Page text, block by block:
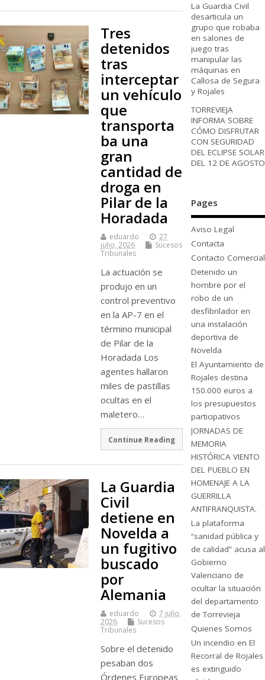
Tres
detenidos
tras
interceptar
un vehículo
que
transporta
ba una
gran
cantidad de
droga en
Pilar de la
Horadada
eduardo
27
julio, 2026
Sucesos
Tribunales
La actuación se
produjo en un
control preventivo
en la AP-7 en el
término municipal
de Pilar de la
Horadada Los
agentes hallaron
miles de pastillas
ocultas en el
maletero…
Continue Reading
La Guardia
Civil
detiene en
Novelda a
un fugitivo
buscado
por
Alemania
eduardo
7 julio,
2026
Sucesos
Tribunales
Sobre el detenido
pesaban dos
Órdenes Europeas
La Guardia Civil
desarticula un
grupo que robaba
en salones de
juego tras
manipular las
máquinas en
Callosa de Segura
y Rojales
TORREVIEJA
INFORMA SOBRE
CÓMO DISFRUTAR
CON SEGURIDAD
DEL ECLIPSE SOLAR
DEL 12 DE AGOSTO
Pages
Aviso Legal
Contacta
Contacto Comercial
Detenido un
hombre por el
robo de un
desfibrilador en
una instalación
deportiva de
Novelda
El Ayuntamiento de
Rojales destina
150.000 euros a
los presupuestos
participativos
JORNADAS DE
MEMORIA
HISTÓRICA VIENTO
DEL PUEBLO EN
HOMENAJE A LA
GUERRILLA
ANTIFRANQUISTA.
La plataforma
“sanidad pública y
de calidad” acusa al
Gobierno
Valenciano de
ocultar la situación
del departamento
de Torrevieja
Quienes Somos
Un incendio en El
Recorral de Rojales
es extinguido